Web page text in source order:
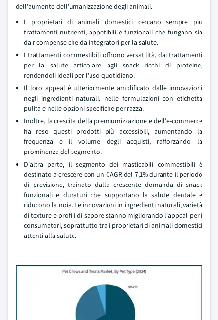
dell'aumento dell'umanizzazione degli animali.
I proprietari di animali domestici cercano sempre più
trattamenti nutrienti, appetibili e funzionali che fungano sia
da ricompense che da integratori per la salute.
I trattamenti commestibili offrono versatilità, dai trattamenti
per la salute articolare agli snack ricchi di proteine,
rendendoli ideali per l'uso quotidiano.
Il loro appeal è ulteriormente amplificato dalle innovazioni
negli ingredienti naturali, nelle formulazioni con etichetta
pulita e nelle opzioni specifiche per razza.
Inoltre, la crescita della premiumizzazione e dell'e-commerce
ha reso questi prodotti più accessibili, aumentando la
frequenza e il volume degli acquisti, rafforzando la
prominenza del segmento.
D'altra parte, il segmento dei masticabili commestibili è
destinato a crescere con un CAGR del 7,1% durante il periodo
di previsione, trainato dalla crescente domanda di snack
funzionali e duraturi che supportano la salute dentale e
riducono la noia. Le innovazioni in ingredienti naturali, varietà
di texture e profili di sapore stanno migliorando l'appeal per i
consumatori, soprattutto tra i proprietari di animali domestici
attenti alla salute.